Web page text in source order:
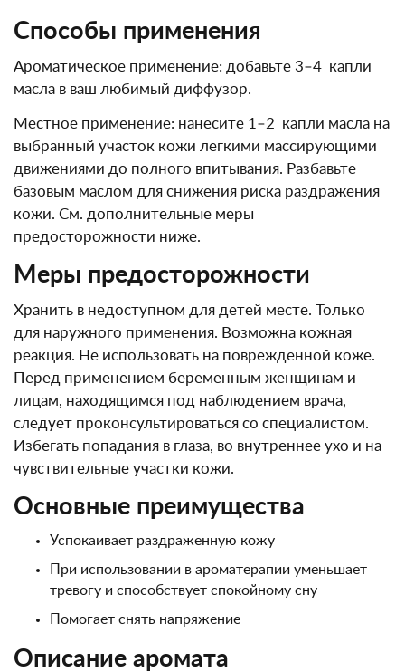
Способы применения
Ароматическое применение: добавьте 3–4 капли
масла в ваш любимый диффузор.
Местное применение: нанесите 1–2 капли масла на
выбранный участок кожи легкими массирующими
движениями до полного впитывания. Разбавьте
базовым маслом для снижения риска раздражения
кожи. См. дополнительные меры
предосторожности ниже.
Меры предосторожности
Хранить в недоступном для детей месте. Только
для наружного применения. Возможна кожная
реакция. Не использовать на поврежденной коже.
Перед применением беременным женщинам и
лицам, находящимся под наблюдением врача,
следует проконсультироваться со специалистом.
Избегать попадания в глаза, во внутреннее ухо и на
чувствительные участки кожи.
Основные преимущества
Успокаивает раздраженную кожу
При использовании в ароматерапии уменьшает
тревогу и способствует спокойному сну
Помогает снять напряжение
Описание аромата